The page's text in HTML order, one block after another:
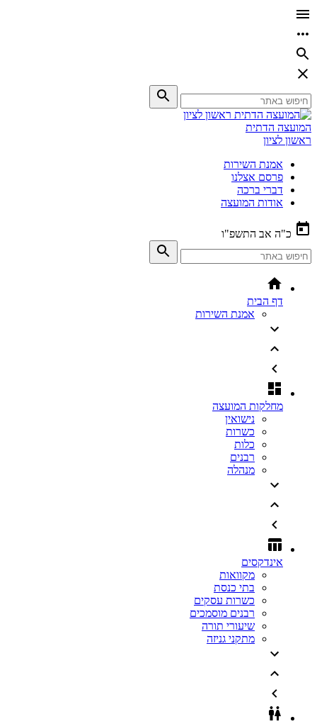
המועצה הדתית
ראשון לציון
אמנת השירות
פרסם אצלנו
דברי ברכה
אודות המועצה
כ"ה אב התשפ"ו
דף הבית
אמנת השירות
מחלקות המועצה
נישואין
כשרות
כלות
רבנים
מנהלה
אינדקסים
מקוואות
בתי כנסת
כשרות עסקים
רבנים מוסמכים
שיעורי תורה
מתקני גניזה